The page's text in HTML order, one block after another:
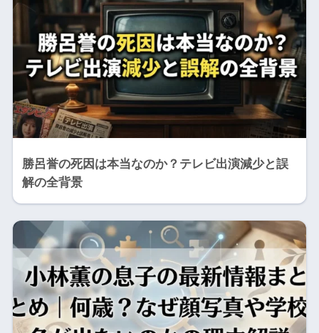
勝呂誉の死因は本当なのか？テレビ出演減少と誤
解の全背景